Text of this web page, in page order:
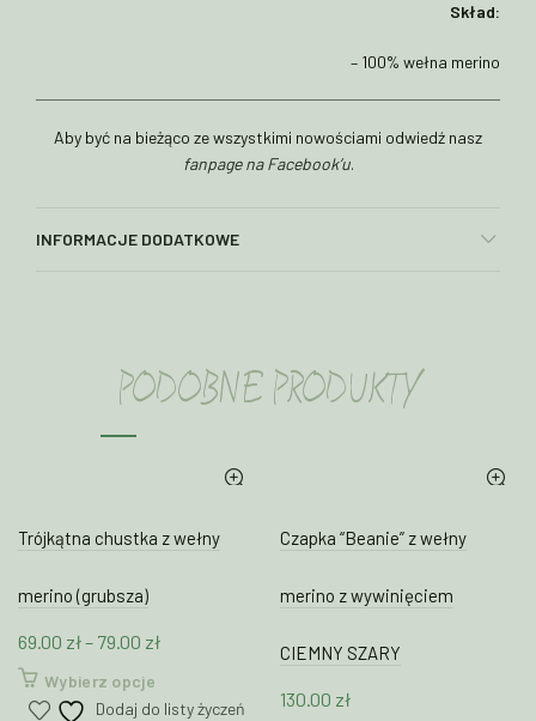
Skład:
– 100% wełna merino
Aby być na bieżąco ze wszystkimi nowościami odwiedź nasz
fanpage na Facebook’u.
INFORMACJE DODATKOWE
PODOBNE PRODUKTY
Trójkątna chustka z wełny
merino (grubsza)
69.00 zł– 79.00 złZakres
od
Wybierz opcjeTen
produkt
Dodaj do listy życzeń
Czapka “Beanie” z wełny
merino z wywinięciem
CIEMNY SZARY
130.00 zł